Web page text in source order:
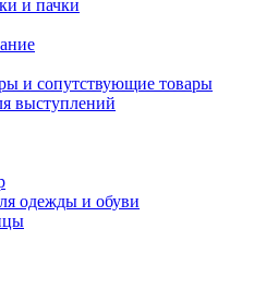
и пачки
и сопутствующие товары
выступлений
одежды и обуви